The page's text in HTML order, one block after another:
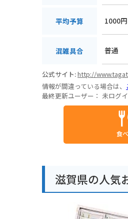
平均予算 1000円
混雑具合 普通
公式サイト:http://
情報が間違っている場合は、
最終更新ユーザー： 未ログ
食
滋賀県の人気